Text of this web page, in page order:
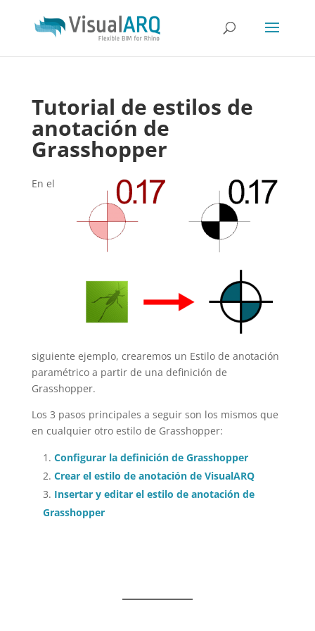
Tutorial de estilos de
anotación de
Grasshopper
En el
siguiente ejemplo, crearemos un Estilo de anotación
paramétrico a partir de una definición de
Grasshopper.
Los 3 pasos principales a seguir son los mismos que
en cualquier otro estilo de Grasshopper:
Configurar la definición de Grasshopper
Crear el estilo de anotación de VisualARQ
Insertar y editar el estilo de anotación de
Grasshopper